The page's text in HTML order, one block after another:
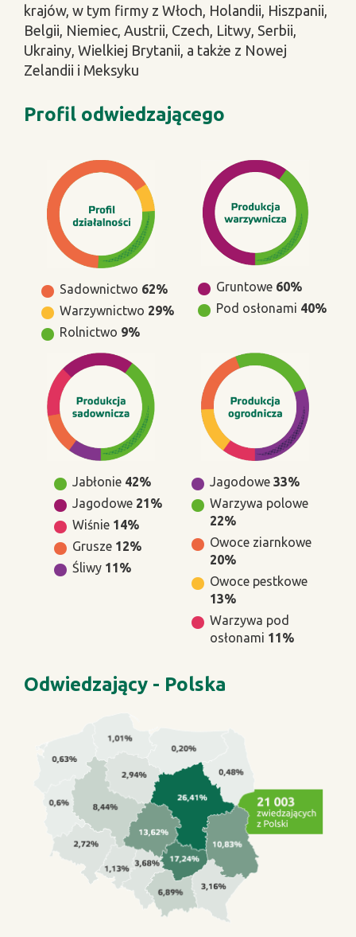
krajów, w tym firmy z Włoch, Holandii, Hiszpanii,
Belgii, Niemiec, Austrii, Czech, Litwy, Serbii,
Ukrainy, Wielkiej Brytanii, a także z Nowej
Zelandii i Meksyku
Profil odwiedzającego
Sadownictwo 62%
Warzywnictwo 29%
Rolnictwo 9%
Gruntowe 60%
Pod osłonami 40%
Jabłonie 42%
Jagodowe 21%
Wiśnie 14%
Grusze 12%
Śliwy 11%
Jagodowe 33%
Warzywa polowe
22%
Owoce ziarnkowe
20%
Owoce pestkowe
13%
Warzywa pod
osłonami 11%
Odwiedzający - Polska